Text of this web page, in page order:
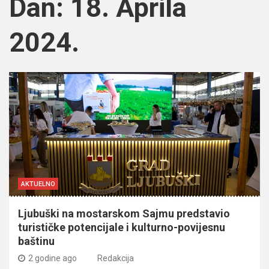
Dan: 18. Aprila
2024.
AKTUELNO
Ljubuški na mostarskom Sajmu predstavio
turističke potencijale i kulturno-povijesnu
baštinu
2 godine ago Redakcija